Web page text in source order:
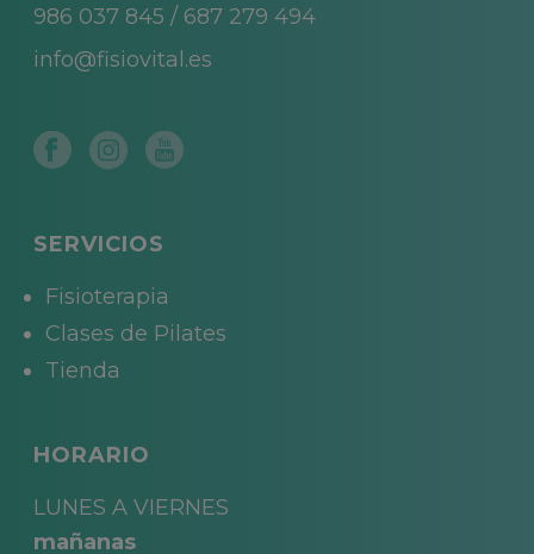
986 037 845 / 687 279 494
info@fisiovital.es
SERVICIOS
Fisioterapia
Clases de Pilates
Tienda
HORARIO
LUNES A VIERNES
mañanas